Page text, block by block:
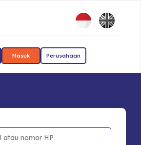
Masuk Perusahaan